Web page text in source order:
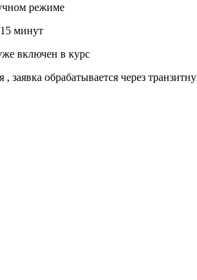
режиме
минут
включен в курс
обрабатывается через